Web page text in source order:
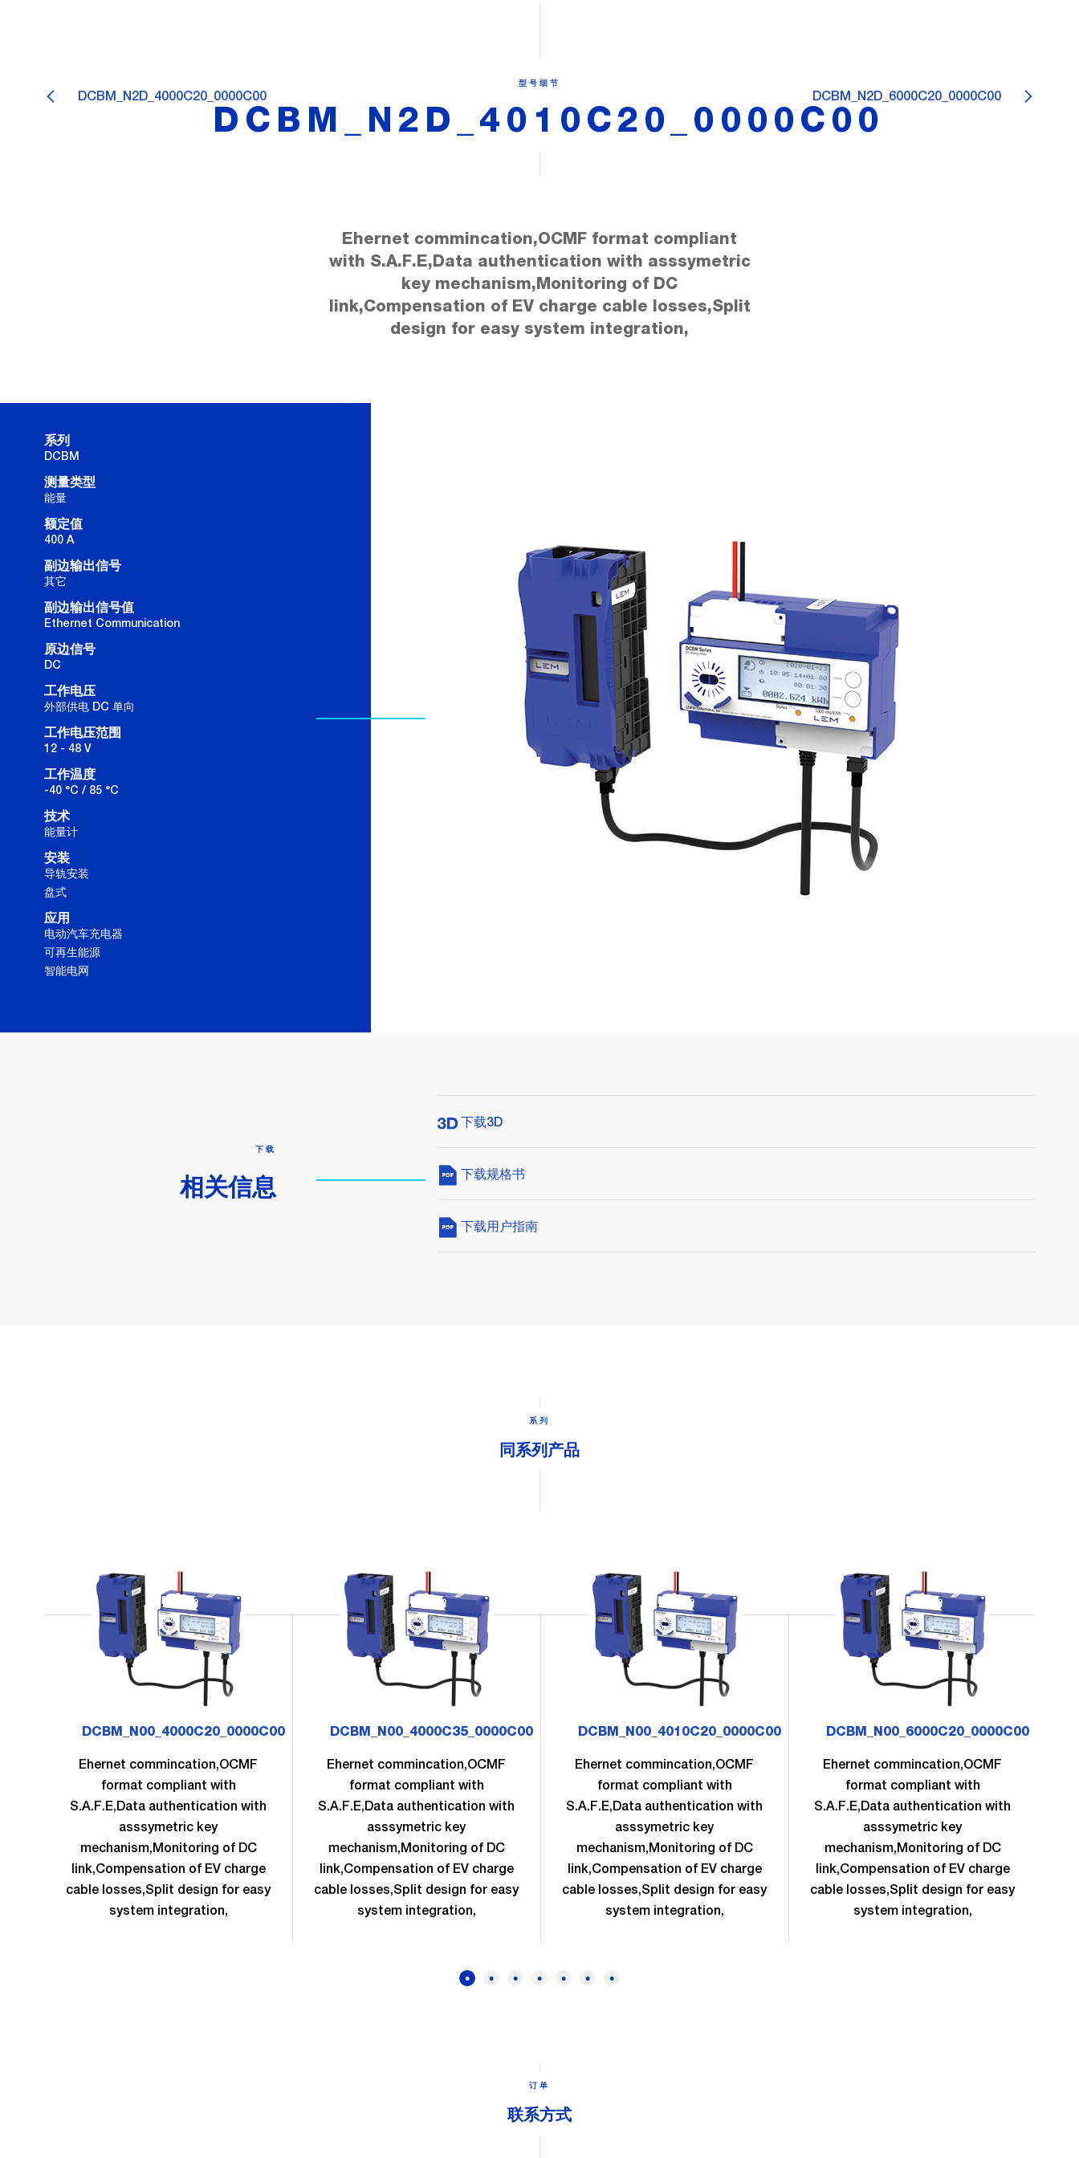
DCBM_N2D_4000C20_0000C00 DCBM_N2D_6000C20_0000C00
型号细节
DCBM_N2D_4010C20_0000C00
Ehernet commincation,OCMF format compliant
with S.A.F.E,Data authentication with asssymetric
key mechanism,Monitoring of DC
link,Compensation of EV charge cable losses,Split
design for easy system integration,
系列
DCBM
测量类型
能量
额定值
400 A
副边输出信号
其它
副边输出信号值
Ethernet Communication
原边信号
DC
工作电压
外部供电 DC 单向
工作电压范围
12 - 48 V
工作温度
-40 °C / 85 °C
技术
能量计
安装
导轨安装
盘式
应用
电动汽车充电器
可再生能源
智能电网
下载
相关信息
下载3D
下载规格书
下载用户指南
系列
同系列产品
DCBM_N00_4000C20_0000C00
Ehernet commincation,OCMF
format compliant with
S.A.F.E,Data authentication with
asssymetric key
mechanism,Monitoring of DC
link,Compensation of EV charge
cable losses,Split design for easy
system integration,
DCBM_N00_4000C35_0000C00
Ehernet commincation,OCMF
format compliant with
S.A.F.E,Data authentication with
asssymetric key
mechanism,Monitoring of DC
link,Compensation of EV charge
cable losses,Split design for easy
system integration,
DCBM_N00_4010C20_0000C00
Ehernet commincation,OCMF
format compliant with
S.A.F.E,Data authentication with
asssymetric key
mechanism,Monitoring of DC
link,Compensation of EV charge
cable losses,Split design for easy
system integration,
DCBM_N00_6000C20_0000C00
Ehernet commincation,OCMF
format compliant with
S.A.F.E,Data authentication with
asssymetric key
mechanism,Monitoring of DC
link,Compensation of EV charge
cable losses,Split design for easy
system integration,
订单
联系方式